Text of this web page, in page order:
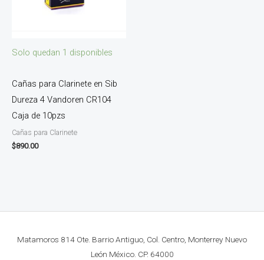
Solo quedan 1 disponibles
Cañas para Clarinete en Sib
Dureza 4 Vandoren CR104
Caja de 10pzs
Cañas para Clarinete
$890.00
Matamoros 814 Ote. Barrio Antiguo, Col. Centro, Monterrey Nuevo
León México. CP. 64000